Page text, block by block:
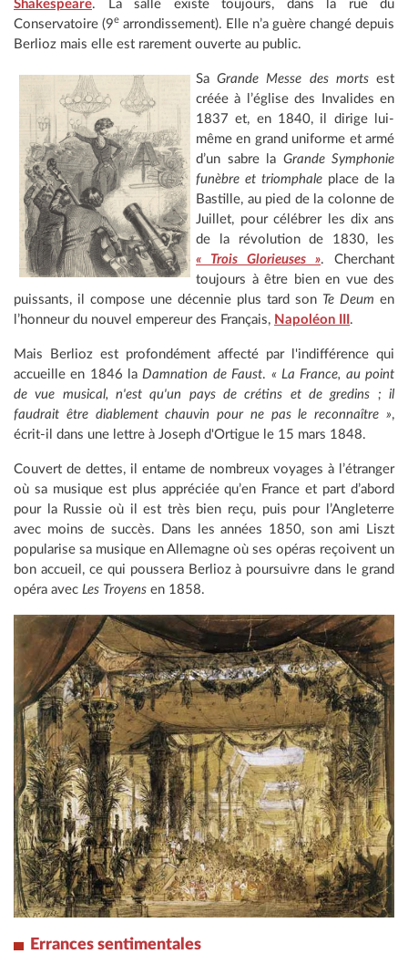
Shakespeare. La salle existe toujours, dans la rue du
Conservatoire (9e arrondissement). Elle n’a guère changé depuis
Berlioz mais elle est rarement ouverte au public.
SaGrande Messe des mortsest
créée à l’église des Invalides en
1837 et, en 1840, il dirige lui-
même en grand uniforme et armé
d’un sabre la Grande Symphonie
funèbre et triomphale place de la
Bastille, au pied de la colonne de
Juillet, pour célébrer les dix ans
de la révolution de 1830, les
« Trois Glorieuses ». Cherchant
toujours à être bien en vue des
puissants, il compose une décennie plus tard son Te Deum en
l’honneur du nouvel empereur des Français, Napoléon III.
Mais Berlioz est profondément affecté par l'indifférence qui
accueille en 1846 la Damnation de Faust. « La France, au point
de vue musical, n'est qu'un pays de crétins et de gredins ; il
faudrait être diablement chauvin pour ne pas le reconnaître »,
écrit-il dans une lettre à Joseph d'Ortigue le 15 mars 1848.
Couvert de dettes, il entame de nombreux voyages à l’étranger
où sa musique est plus appréciée qu’en France et part d’abord
pour la Russie où il est très bien reçu, puis pour l’Angleterre
avec moins de succès. Dans les années 1850, son ami Liszt
popularise sa musique en Allemagne où ses opéras reçoivent un
bon accueil, ce qui poussera Berlioz à poursuivre dans le grand
opéra avec Les Troyens en 1858.
Errances sentimentales